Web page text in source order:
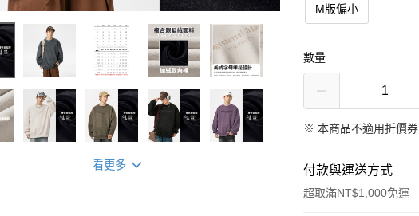
看更多
M版偏小
數量
※ 本商品不適用折價券
付款與運送方式
超取滿NT$1,000免運